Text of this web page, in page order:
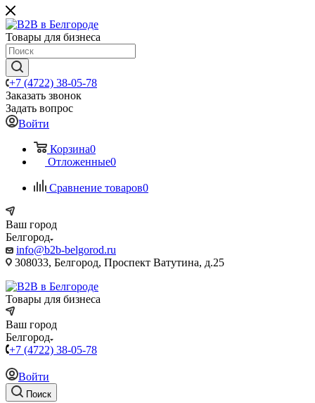
Товары для бизнеса
+7 (4722) 38-05-78
Заказать звонок
Задать вопрос
Войти
Корзина0
Отложенные0
Сравнение товаров0
Ваш город
Белгород
info@b2b-belgorod.ru
308033, Белгород, Проспект Ватутина, д.25
Товары для бизнеса
Ваш город
Белгород
+7 (4722) 38-05-78
Войти
Поиск